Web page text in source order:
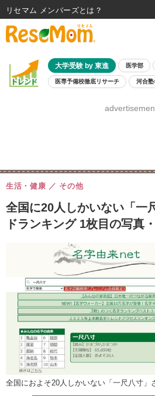
大学受験 by 東進 医学部
医専予備校徹底リサーチ 河合塾
8月開催学校説明会・相
全国に20人しかいない「一
ドランキング 1枚目の写真
生活・健康 その他
全国におよそ20人しかいない「一尺八寸」
リセマム メンバーズ